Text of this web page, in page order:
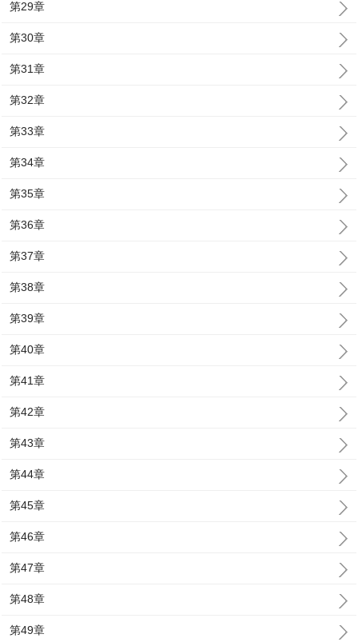
第29章
第30章
第31章
第32章
第33章
第34章
第35章
第36章
第37章
第38章
第39章
第40章
第41章
第42章
第43章
第44章
第45章
第46章
第47章
第48章
第49章